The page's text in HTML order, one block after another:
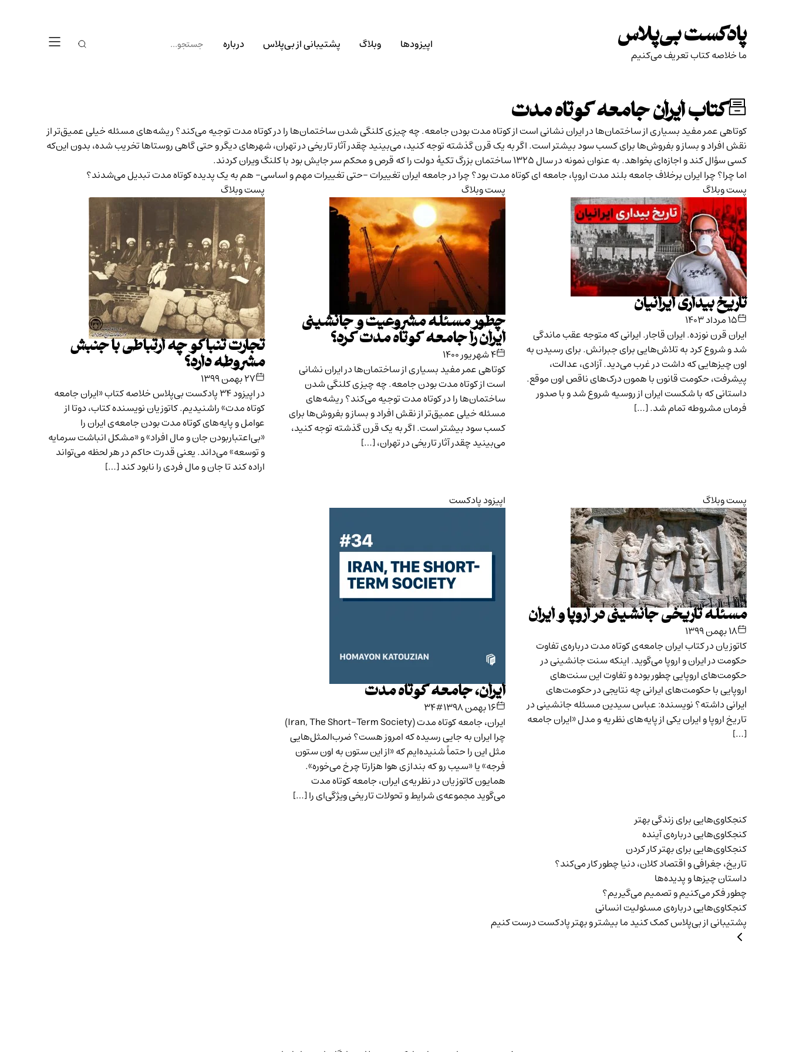
to
content
پادکست بی‌پلاس
ما خلاصه کتاب تعریف می‌کنیم
اپیزودها وبلاگ پشتیبانی از بی‌پلاس درباره
کتاب ایران جامعه کوتاه مدت
کوتاهی عمر مفید بسیاری از ساختمان‌ها در ایران نشانی است از کوتاه‌ مدت بودن جامعه. چه چیزی کلنگی شدن ساختمان‌ها را در کوتاه مدت توجیه می‌کند؟ ریشه‌های مسئله خیلی عمیق‌‌تر از
نقش افراد و بساز و بفروش‌ها برای کسب سود بیشتر است. اگر به یک قرن گذشته توجه کنید، می‌بینید چقدر آثار تاریخی در تهران، شهرهای دیگر و حتی گاهی روستاها تخریب شده، بدون این‌که
کسی سؤال کند و اجازه‌ای بخواهد. به عنوان نمونه در سال ۱۳۲۵ ساختمان بزرگ تکیهٔ دولت را که قرص و محکم سر جایش بود با کلنگ ویران کردند.
اما چرا؟ چرا ایران برخلاف جامعه بلند مدت اروپا، جامعه ای کوتاه مدت بود؟ چرا در جامعه ایران تغییرات -حتی تغییرات مهم و اساسی- هم به یک پدیده کوتاه مدت تبدیل می‌شدند؟
پست وبلاگ
تاریخ بیداری ایرانیان
۱۵ مرداد ۱۴۰۳
ایران قرن نوزده. ایران قاجار. ایرانی که متوجه عقب ماندگی
شد و شروع کرد به تلاش‌هایی برای جبرانش. برای رسیدن به
اون چیزهایی که داشت در غرب می‌دید. آزادی، عدالت،
پیشرفت، حکومت قانون با همون درک‌های ناقص اون موقع.
داستانی که با شکست ایران از روسیه شروع شد و با صدور
فرمان مشروطه تمام شد. […]
پست وبلاگ
چطور مسئله مشروعیت و جانشینی
ایران را جامعه کوتاه مدت کرد؟
۴ شهریور ۱۴۰۰
کوتاهی عمر مفید بسیاری از ساختمان‌ها در ایران نشانی
است از کوتاه‌ مدت بودن جامعه. چه چیزی کلنگی شدن
ساختمان‌ها را در کوتاه مدت توجیه می‌کند؟ ریشه‌های
مسئله خیلی عمیق‌‌تر از نقش افراد و بساز و بفروش‌ها برای
کسب سود بیشتر است. اگر به یک قرن گذشته توجه کنید،
می‌بینید چقدر آثار تاریخی در تهران، […]
پست وبلاگ
تجارت تنباکو چه ارتباطی با جنبش
مشروطه دارد؟
۲۷ بهمن ۱۳۹۹
در اپیزود ۳۴ پادکست بی‌پلاس خلاصه‌ کتاب «ایران جامعه‌
کوتاه مدت» راشنیدیم. کاتوزیان نویسنده‌ کتاب، دوتا از
عوامل و پایه‌های کوتاه مدت بودن جامعه‌ی ایران را
«بی‌اعتباربودن جان و مال افراد» و «مشکل انباشت سرمایه
و توسعه» می‌داند. یعنی قدرت حاکم در هر لحظه می‌تواند
اراده کند تا جان و مال فردی را نابود کند […]
پست وبلاگ
مسئله تاریخی جانشینی در اروپا و ایران
۱۸ بهمن ۱۳۹۹
کاتوزیان در کتاب ایران جامعه‌ی کوتاه مدت درباره‌ی تفاوت
حکومت در ایران و اروپا می‌گوید. اینکه سنت جانشینی در
حکومت‌های اروپایی چطور بوده و تفاوت این سنت‌های
اروپایی با حکومت‌های ایرانی چه نتایجی در حکومت‌های
ایرانی داشته؟ نویسنده: عباس سیدین مسئله‌ جانشینی در
تاریخ اروپا و ایران یکی از پایه‌های نظریه و مدل «ایران جامعه‌
[…]
اپیزود پادکست
ایران، جامعه‌ کوتاه مدت
۱۶ بهمن ۱۳۹۸
#34
ایران، جامعه کوتاه مدت (Iran, The Short-Term Society)
چرا ایران به جایی رسیده که امروز هست؟ ضرب‌‌المثل‌هایی
مثل این را حتماً شنیده‌ایم که «از این ستون به اون ستون
فرجه» یا «سیب رو که بندازی هوا هزارتا چرخ می‌خوره».
همایون کاتوزیان در نظریه‌ی ایران، جامعه کوتاه مدت
می‌گوید مجموعه‌ی شرایط و تحولات تاریخی ویژگی‌ای را […]
کنجکاوی‌هایی برای زندگی بهتر
کنجکاوی‌هایی درباره‌ی آينده
کنجکاوی‌هایی برای بهتر کار کردن
تاریخ،‌ جغرافی و اقتصاد کلان، دنیا چطور کار می‌کند؟
داستان چیزها و پدیده‌ها
چطور فکر می‌کنیم و تصمیم می‌گیریم؟
کنجکاوی‌هایی درباره‌ی مسئولیت انسانی
پشتیبانی از بی‌پلاسکمک کنید ما بیشتر و بهتر پادکست درست کنیم